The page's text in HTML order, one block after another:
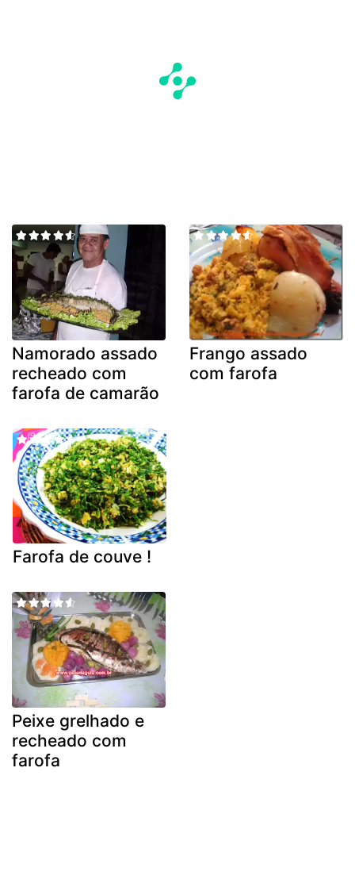
Namorado assado
recheado com
farofa de camarão
Frango assado
com farofa
Farofa de couve !
Peixe grelhado e
recheado com
farofa